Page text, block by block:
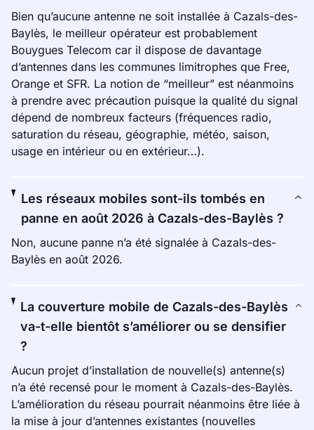
Bien qu’aucune antenne ne soit installée à Cazals-des-
Baylès, le meilleur opérateur est probablement
Bouygues Telecom car il dispose de davantage
d’antennes dans les communes limitrophes que Free,
Orange et SFR. La notion de “meilleur” est néanmoins
à prendre avec précaution puisque la qualité du signal
dépend de nombreux facteurs (fréquences radio,
saturation du réseau, géographie, météo, saison,
usage en intérieur ou en extérieur…).
Les réseaux mobiles sont-ils tombés en
panne en août 2026 à Cazals-des-Baylès ?
Non, aucune panne n’a été signalée à Cazals-des-
Baylès en août 2026.
La couverture mobile de Cazals-des-Baylès
va-t-elle bientôt s’améliorer ou se densifier
?
Aucun projet d’installation de nouvelle(s) antenne(s)
n’a été recensé pour le moment à Cazals-des-Baylès.
L’amélioration du réseau pourrait néanmoins être liée à
la mise à jour d’antennes existantes (nouvelles